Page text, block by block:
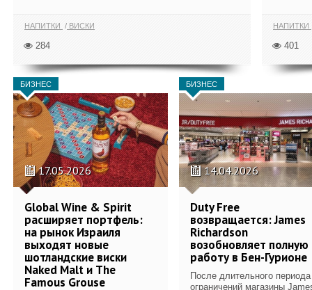
НАПИТКИ ВИСКИ
284
НАПИТКИ
401
БИЗНЕС
17.05.2026
Global Wine & Spirit
расширяет портфель:
на рынок Израиля
выходят новые
шотландские виски
Naked Malt и The
Famous Grouse
БИЗНЕС
14.04.2026
Duty Free
возвращается: James
Richardson
возобновляет полную
работу в Бен-Гурионе
После длительного периода
ограничений магазины